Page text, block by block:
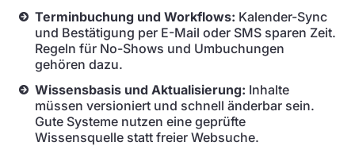
Terminbuchung und Workflows: Kalender-Sync
und Bestätigung per E-Mail oder SMS sparen Zeit.
Regeln für No-Shows und Umbuchungen
gehören dazu.
Wissensbasis und Aktualisierung: Inhalte
müssen versioniert und schnell änderbar sein.
Gute Systeme nutzen eine geprüfte
Wissensquelle statt freier Websuche.